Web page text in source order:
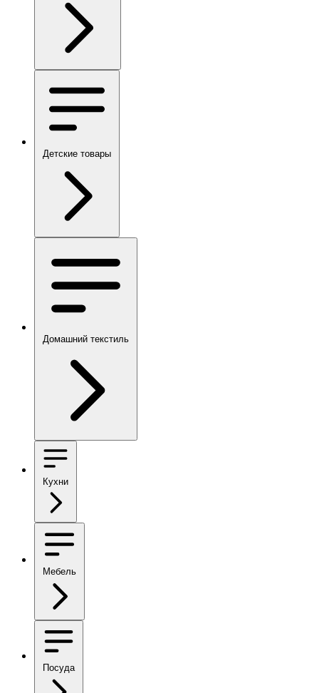
Детские товары
Домашний текстиль
Кухни
Мебель
Посуда